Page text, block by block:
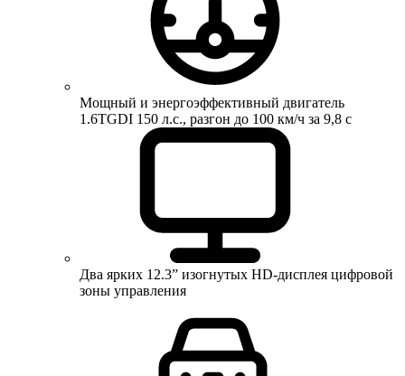
Мощный и энергоэффективный двигатель
1.6TGDI 150 л.с., разгон до 100 км/ч за 9,8 с
Два ярких 12.3” изогнутых HD-дисплея цифровой
зоны управления